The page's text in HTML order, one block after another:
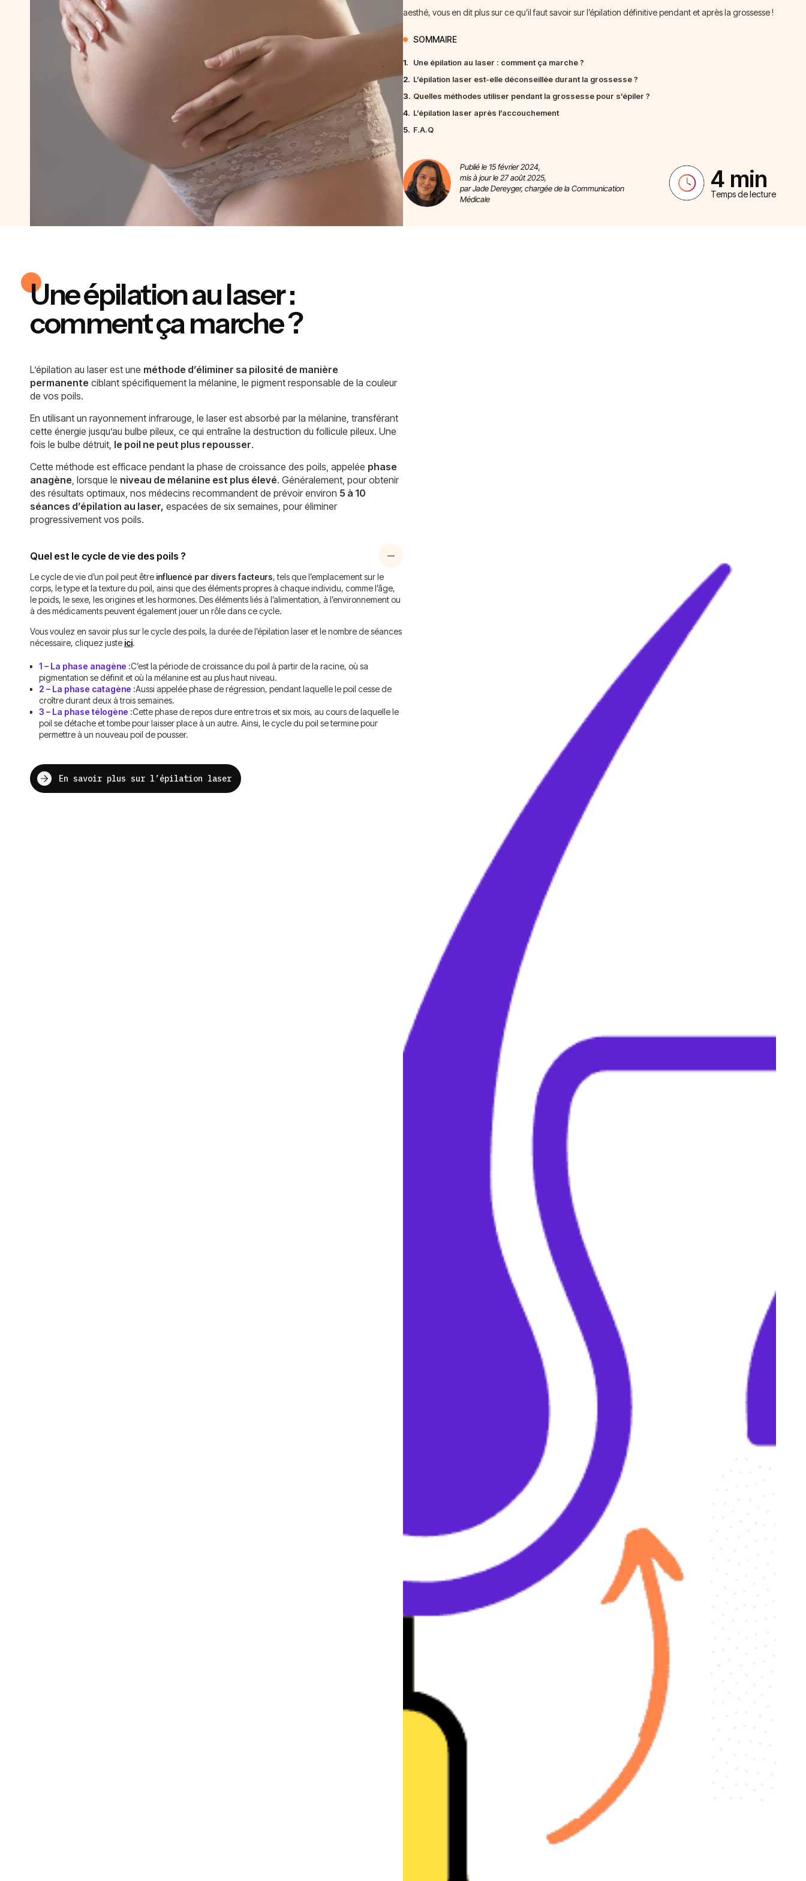
aesthé, vous en dit plus sur ce qu’il faut savoir sur l’épilation définitive pendant et après la grossesse !
SOMMAIRE
1.
Une épilation au laser : comment ça marche ?
2. L’épilation laser est-elle déconseillée durant la grossesse ?
3. Quelles méthodes utiliser pendant la grossesse pour s’épiler ?
4. L’épilation laser après l’accouchement
5. F.A.Q
Publié le 15 février 2024,
mis à jour le 27 août 2025,
par Jade Dereyger, chargée de la Communication
Médicale
4 min
Temps de lecture
Une épilation au laser :
comment ça marche ?
L’épilation au laser est une méthode d’éliminer sa pilosité de manière
permanente ciblant spécifiquement la mélanine, le pigment responsable de la couleur
de vos poils.
En utilisant un rayonnement infrarouge, le laser est absorbé par la mélanine, transférant
cette énergie jusqu’au bulbe pileux, ce qui entraîne la destruction du follicule pileux. Une
fois le bulbe détruit, le poil ne peut plus repousser.
Cette méthode est efficace pendant la phase de croissance des poils, appelée phase
anagène, lorsque le niveau de mélanine est plus élevé. Généralement, pour obtenir
des résultats optimaux, nos médecins recommandent de prévoir environ 5 à 10
séances d’épilation au laser, espacées de six semaines, pour éliminer
progressivement vos poils.
Quel est le cycle de vie des poils ?
Le cycle de vie d’un poil peut être influencé par divers facteurs, tels que l’emplacement sur le
corps, le type et la texture du poil, ainsi que des éléments propres à chaque individu, comme l’âge,
le poids, le sexe, les origines et les hormones. Des éléments liés à l’alimentation, à l’environnement ou
à des médicaments peuvent également jouer un rôle dans ce cycle.
Vous voulez en savoir plus sur le cycle des poils, la durée de l’épilation laser et le nombre de séances
nécessaire, cliquez juste ici.
1 – La phase anagène :C’est la période de croissance du poil à partir de la racine, où sa
pigmentation se définit et où la mélanine est au plus haut niveau.
2 – La phase catagène :Aussi appelée phase de régression, pendant laquelle le poil cesse de
croître durant deux à trois semaines.
3 – La phase télogène :Cette phase de repos dure entre trois et six mois, au cours de laquelle le
poil se détache et tombe pour laisser place à un autre. Ainsi, le cycle du poil se termine pour
permettre à un nouveau poil de pousser.
En savoir plus sur l’épilation laser